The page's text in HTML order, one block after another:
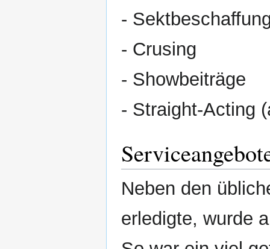
-
- Crusing
- Showbeiträge
- Straight-Acting
Neben den
erledigte, wurde